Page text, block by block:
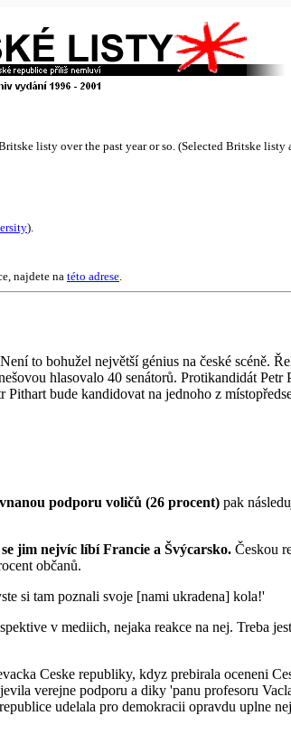
listy over the past year or so. (Selected Britske
).
najdete na této adrese.
to bohužel největší génius na české scéně.
hlasovalo 40 senátorů. Protikandidát
bude kandidovat na jednoho z
podporu voličů (26 procent) pak
jim nejvíc líbí Francie a Švýcarsko. Českou
občanů.
si tam poznali svoje [nami ukradena] kola!'
v mediich, nejaka reakce na nej. Treba
Ceske republiky, kdyz prebirala oceneni
verejne podporu a diky 'panu profesoru
udelala pro demokracii opravdu uplne